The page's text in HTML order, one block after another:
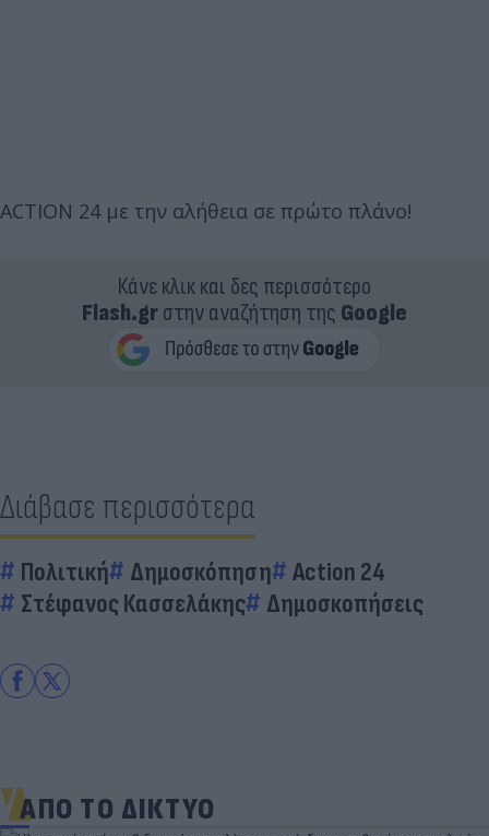
ACTION 24 με την αλήθεια σε πρώτο πλάνο!
Κάνε κλικ και δες περισσότερο
Flash.grστην αναζήτηση της Google
Διάβασε περισσότερα
Πολιτική Δημοσκόπηση
Action 24
Στέφανος Κασσελάκης
Δημοσκοπήσεις
ΑΠΟ ΤΟ ΔΙΚΤΥΟ